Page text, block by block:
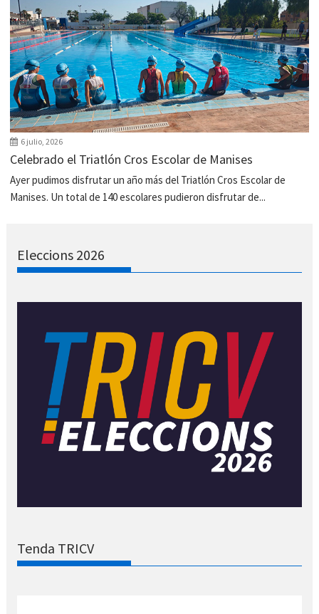
6 julio, 2026
Celebrado el Triatlón Cros Escolar de Manises
Ayer pudimos disfrutar un año más del Triatlón Cros Escolar de
Manises. Un total de 140 escolares pudieron disfrutar de...
Eleccions 2026
Tenda TRICV